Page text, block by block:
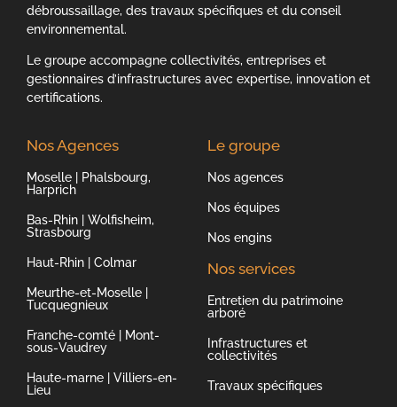
débroussaillage, des travaux spécifiques et du conseil
environnemental.
Le groupe accompagne collectivités, entreprises et
gestionnaires d’infrastructures avec expertise, innovation et
certifications.
Nos Agences
Moselle | Phalsbourg,
Harprich
Bas-Rhin | Wolfisheim,
Strasbourg
Haut-Rhin | Colmar
Meurthe-et-Moselle |
Tucquegnieux
Franche-comté | Mont-
sous-Vaudrey
Haute-marne | Villiers-en-
Lieu
Le groupe
Nos agences
Nos équipes
Nos engins
Nos services
Entretien du patrimoine
arboré
Infrastructures et
collectivités
Travaux spécifiques